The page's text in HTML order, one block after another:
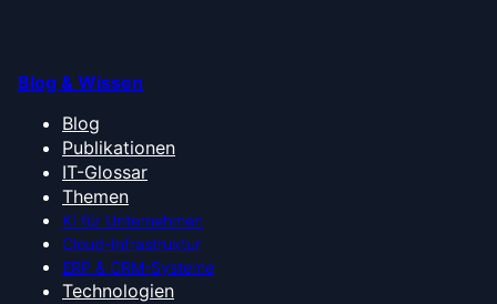
Blog & Wissen
Blog
Publikationen
IT-Glossar
Themen
KI für Unternehmen
Cloud-Infrastruktur
ERP & CRM-Systeme
Technologien